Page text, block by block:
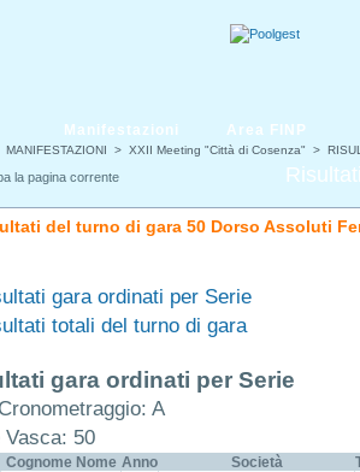
MANIFESTAZIONI > XXII Meeting "Città di Cosenza" >
Manifestazioni Area FINP
del turno di gara 50 Dorso Assoluti
gara ordinati per Serie
totali del turno di gara
gara ordinati per Serie
A
Vasca: 50
Cognome Nome Anno Società